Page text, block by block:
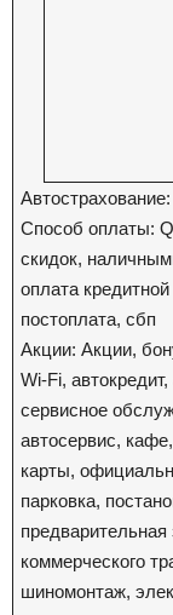
Способ оплаты:
скидок,
оплата
постоплата, сбп
Акции: Акции,
Wi-Fi,
сервисное
автосервис,
карты,
парковка,
коммерческого
шиномонтаж,